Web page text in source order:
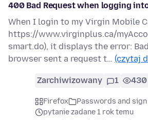
400 Bad Request when logging
When I login to my Virgin Mobile
https://www.virginplus.ca/
smart.do), it displays the error:
browser sent a request t… (czytaj
Zarchiwizowany 1 430
Firefox
Passwords and sign
pytanie zadane 1 rok temu